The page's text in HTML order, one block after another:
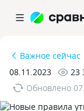
Важное сейчас
08.11.2023
23
Обновлено